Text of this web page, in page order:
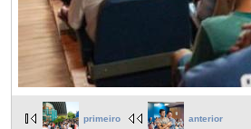
primeiro anterior